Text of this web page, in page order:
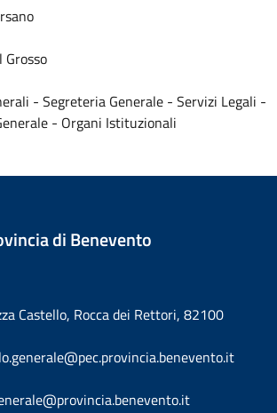
Grosso
- Segreteria Generale - Servizi Legali -
- Organi Istituzionali
di Benevento
Castello, Rocca dei Rettori, 82100